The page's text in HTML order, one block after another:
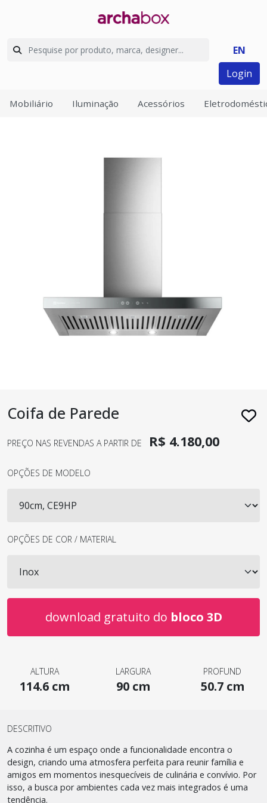
EN
Login
Mobiliário Iluminação Acessórios
Coifa de Parede
PREÇO NAS REVENDAS A PARTIR DE R$ 4.180,00
OPÇÕES DE MODELO
OPÇÕES DE COR / MATERIAL
download gratuito do bloco 3D
ALTURA
114.6 cm
LARGURA
90 cm
PROFUND
50.7 cm
DESCRITIVO
A cozinha é um espaço onde a funcionalidade encontra o
design, criando uma atmosfera perfeita para reunir família e
amigos em momentos inesquecíveis de culinária e convívio. Por
isso, a busca por ambientes cada vez mais integrados é uma
tendência.